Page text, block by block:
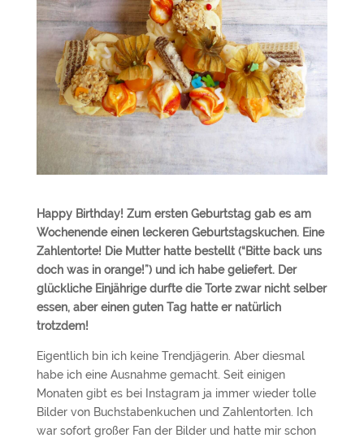
Happy Birthday! Zum ersten Geburtstag gab es am
Wochenende einen leckeren Geburtstagskuchen. Eine
Zahlentorte! Die Mutter hatte bestellt (“Bitte back uns
doch was in orange!”) und ich habe geliefert. Der
glückliche Einjährige durfte die Torte zwar nicht selber
essen, aber einen guten Tag hatte er natürlich
trotzdem!
Eigentlich bin ich keine Trendjägerin. Aber diesmal
habe ich eine Ausnahme gemacht. Seit einigen
Monaten gibt es bei Instagram ja immer wieder tolle
Bilder von Buchstabenkuchen und Zahlentorten. Ich
war sofort großer Fan der Bilder und hatte mir schon